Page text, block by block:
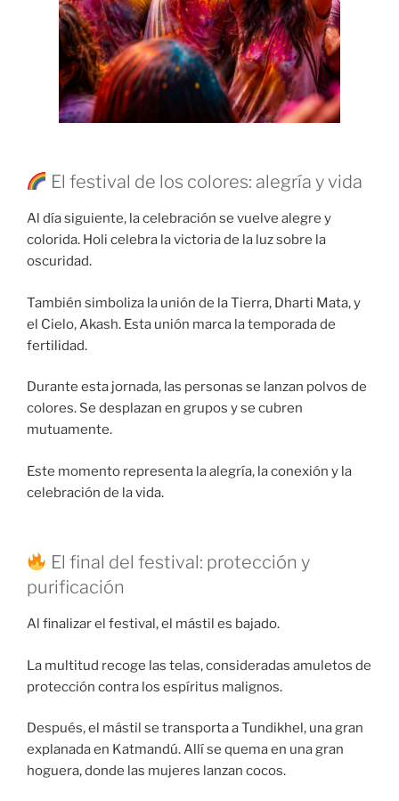
El festival de los colores: alegría y vida
Al día siguiente, la celebración se vuelve alegre y
colorida. Holi celebra la victoria de la luz sobre la
oscuridad.
También simboliza la unión de la Tierra, Dharti Mata, y
el Cielo, Akash. Esta unión marca la temporada de
fertilidad.
Durante esta jornada, las personas se lanzan polvos de
colores. Se desplazan en grupos y se cubren
mutuamente.
Este momento representa la alegría, la conexión y la
celebración de la vida.
El final del festival: protección y
purificación
Al finalizar el festival, el mástil es bajado.
La multitud recoge las telas, consideradas amuletos de
protección contra los espíritus malignos.
Después, el mástil se transporta a Tundikhel, una gran
explanada en Katmandú. Allí se quema en una gran
hoguera, donde las mujeres lanzan cocos.